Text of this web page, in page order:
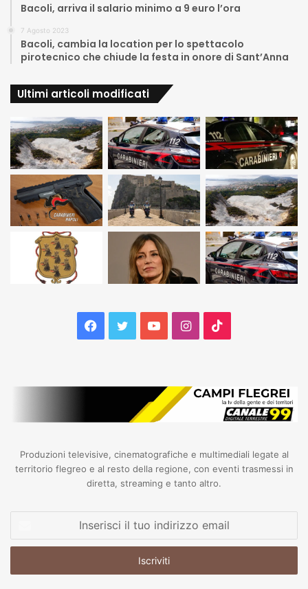
Bacoli, arriva il salario minimo a 9 euro l’ora
7 Agosto 2023
Bacoli, cambia la location per lo spettacolo
pirotecnico che chiude la festa in onore di Sant’Anna
Ultimi articoli modificati
Facebook
TwitterYouTubeInstagram
Produzioni televisive, cinematografiche e multimediali legate al
territorio flegreo e al resto della regione, con eventi trasmessi in
diretta, streaming e tanto altro.
tuo
email